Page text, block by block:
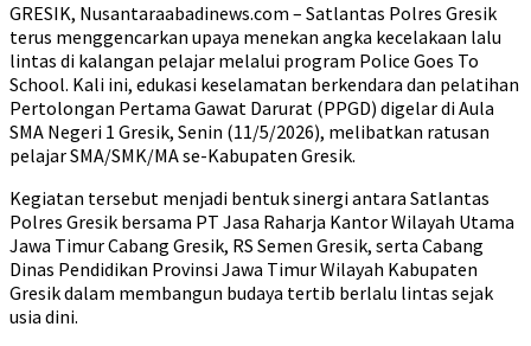
GRESIK, Nusantaraabadinews.com – Satlantas Polres Gresik
terus menggencarkan upaya menekan angka kecelakaan lalu
lintas di kalangan pelajar melalui program Police Goes To
School. Kali ini, edukasi keselamatan berkendara dan pelatihan
Pertolongan Pertama Gawat Darurat (PPGD) digelar di Aula
SMA Negeri 1 Gresik, Senin (11/5/2026), melibatkan ratusan
pelajar SMA/SMK/MA se-Kabupaten Gresik.
Kegiatan tersebut menjadi bentuk sinergi antara Satlantas
Polres Gresik bersama PT Jasa Raharja Kantor Wilayah Utama
Jawa Timur Cabang Gresik, RS Semen Gresik, serta Cabang
Dinas Pendidikan Provinsi Jawa Timur Wilayah Kabupaten
Gresik dalam membangun budaya tertib berlalu lintas sejak
usia dini.